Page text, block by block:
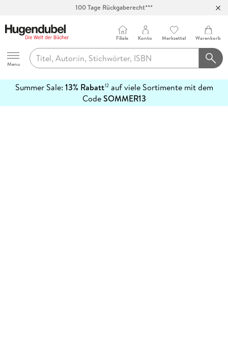
100 Tage Rückgaberecht***
Hugendubel
Menu
Filiale Konto Merkzettel Warenkorb
Summer Sale: 13% Rabatt12auf viele Sortimente mit dem
CodeSOMMER13
erfahren